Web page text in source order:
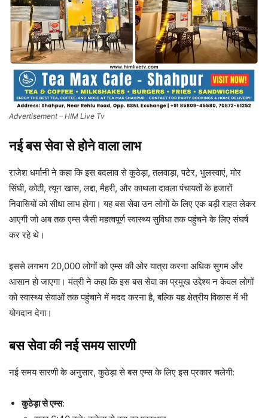
Advertisement – HIM Live Tv
नई बस सेवा से होने वाला लाभ
राजेश धर्मानी ने कहा कि इस बदलाव से कुठेड़ा, तलवाड़ा, पटेर, भुलस्वाएं, मोर
सिंघी, कोठी, त्यून खास, लद्दा, मैहरी, और काथला दावला पंचायतों के हजारों
निवासियों को सीधा लाभ होगा। यह बस सेवा उन लोगों के लिए एक बड़ी राहत लेकर
आएगी जो अब तक एम्स जैसी महत्वपूर्ण स्वास्थ्य सुविधा तक पहुंचने के लिए संघर्ष
कर रहे थे।
इससे लगभग 20,000 लोगों को एम्स की ओर यात्रा करना अधिक सुगम और
आसान हो जाएगा। मंत्री ने कहा कि इस बस सेवा का प्रमुख उद्देश्य न केवल लोगों
को स्वास्थ्य सेवाओं तक पहुंचाने में मदद करना है, बल्कि यह क्षेत्रीय विकास में भी
योगदान देगा।
बस सेवा की नई समय सारणी
नई समय सारणी के अनुसार, कुठेड़ा से बस एम्स के लिए इस प्रकार चलेगी:
कुठेड़ा से एम्स: